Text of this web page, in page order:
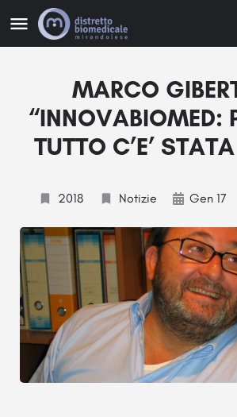
MARCO
“INNOVABIOMED:
TUTTO C’E’
2018 Notizie Gen 17